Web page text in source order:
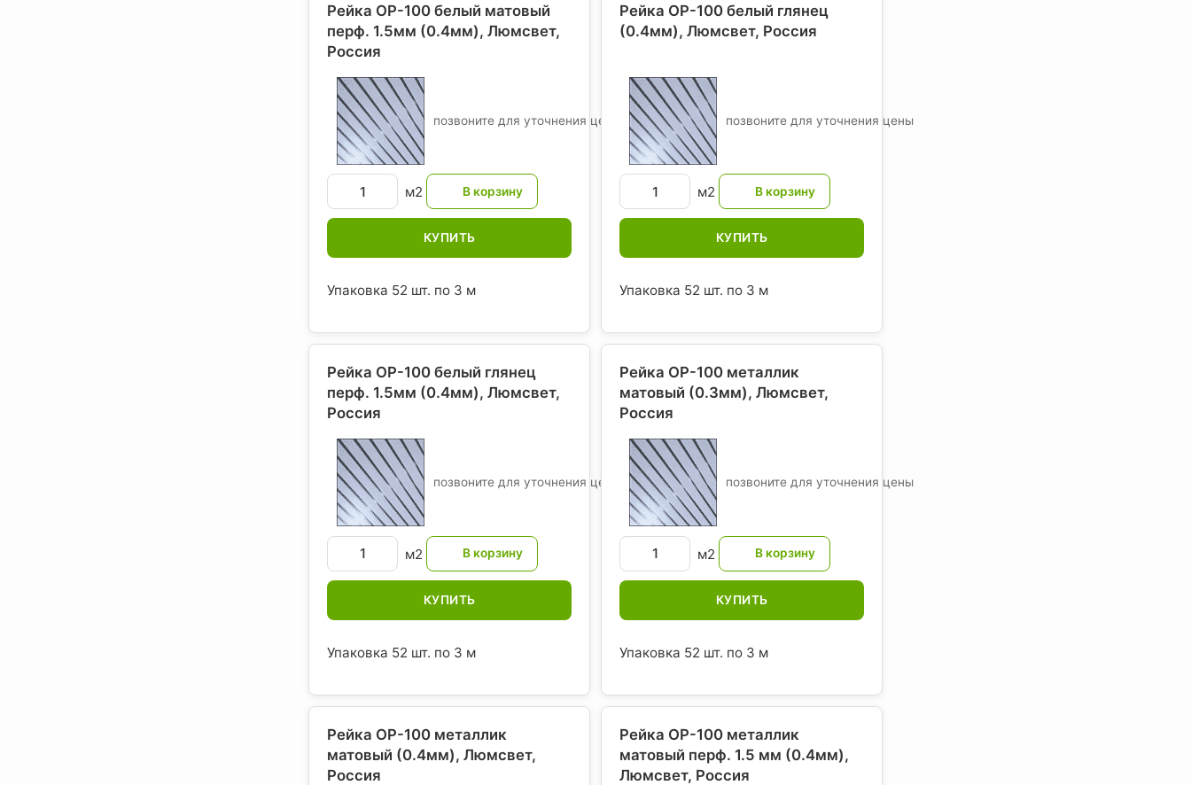
Рейка ОР-100 белый матовый
перф. 1.5мм (0.4мм), Люмсвет,
Россия
позвоните для уточнения цены
м2
КУПИТЬ
Упаковка 52 шт. по 3 м
Рейка OР-100 белый глянец
(0.4мм), Люмсвет, Россия
позвоните для уточнения цены
м2
КУПИТЬ
Упаковка 52 шт. по 3 м
Рейка OР-100 белый глянец
перф. 1.5мм (0.4мм), Люмсвет,
Россия
позвоните для уточнения цены
м2
КУПИТЬ
Упаковка 52 шт. по 3 м
Рейка ОР-100 металлик
матовый (0.3мм), Люмсвет,
Россия
позвоните для уточнения цены
м2
КУПИТЬ
Упаковка 52 шт. по 3 м
Рейка ОР-100 металлик
матовый (0.4мм), Люмсвет,
Россия
Рейка ОР-100 металлик
матовый перф. 1.5 мм (0.4мм),
Люмсвет, Россия